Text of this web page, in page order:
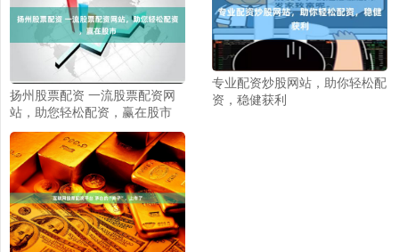
扬州股票配资 一流股票配资网
站，助您轻松配资，赢在股市
专业配资炒股网站，助你轻松配
资，稳健获利